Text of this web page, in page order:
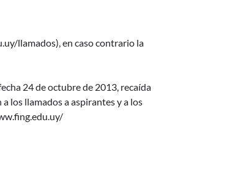
llamados), en caso contrario la
24 de octubre de 2013, recaída
los llamados a aspirantes y a los